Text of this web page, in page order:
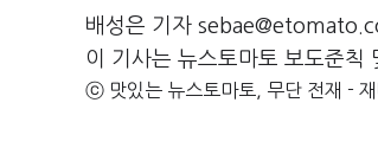
배성은 기자
이 기사는 뉴스토마토 보도준칙
ⓒ 맛있는 뉴스토마토, 무단 전재 - 재